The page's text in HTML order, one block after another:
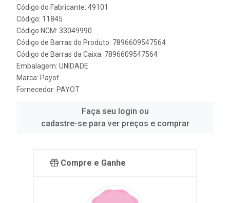
Código do Fabricante: 49101
Código: 11845
Código NCM: 33049990
Código de Barras do Produto: 7896609547564
Código de Barras da Caixa: 7896609547564
Embalagem: UNIDADE
Marca: Payot
Fornecedor: PAYOT
Faça seu login ou
cadastre-se para ver preços e comprar
Compre e Ganhe